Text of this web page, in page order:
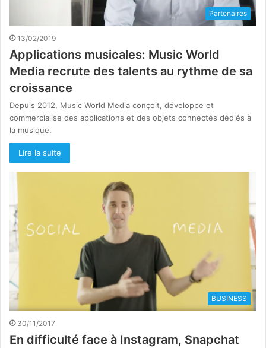
Partenaires
13/02/2019
Applications musicales: Music World
Media recrute des talents au rythme de sa
croissance
Depuis 2012, Music World Media conçoit, développe et
commercialise des applications et des objets connectés dédiés à
la musique.
Lire la suite
BUSINESS
30/11/2017
En difficulté face à Instagram, Snapchat